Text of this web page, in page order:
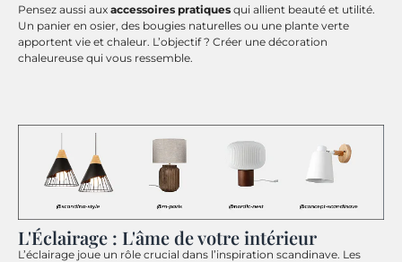
Pensez aussi aux accessoires pratiques qui allient beauté et utilité.
Un panier en osier, des bougies naturelles ou une plante verte
apportent vie et chaleur. L’objectif ? Créer une décoration
chaleureuse qui vous ressemble.
L'Éclairage : L'âme de votre intérieur
L’éclairage joue un rôle crucial dans l’inspiration scandinave. Les